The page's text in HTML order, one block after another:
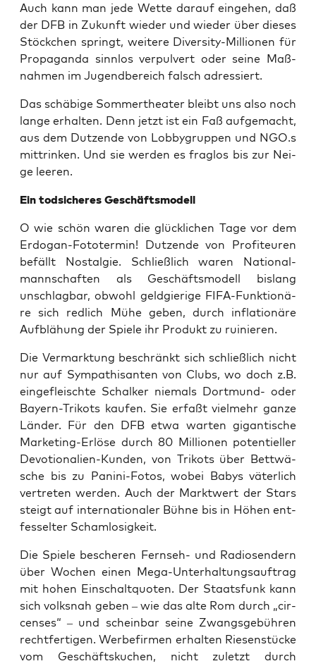
Auch kann man jede Wet­te dar­auf ein­ge­hen, daß
der DFB in Zukunft wie­der und wie­der über die­ses
Stöck­chen springt, wei­te­re Diver­si­ty-Mil­lio­nen für
Pro­pa­gan­da sinn­los ver­pul­vert oder sei­ne Maß­
nah­men im Jugend­be­reich falsch adressiert.
Das schä­bi­ge Som­mer­thea­ter bleibt uns also noch
lan­ge erhal­ten. Denn jetzt ist ein Faß auf­ge­macht,
aus dem Dut­zen­de von Lob­by­grup­pen und NGO.s
mittrin­ken. Und sie wer­den es frag­los bis zur Nei­
ge leeren.
Ein tod­si­che­res Geschäftsmodell
O wie schön waren die glück­li­chen Tage vor dem
Erdo­gan-Foto­ter­min! Dut­zen­de von Pro­fi­teu­ren
befällt Nost­al­gie. Schließ­lich waren Natio­nal­
mann­schaf­ten als Geschäfts­mo­dell bis­lang
unschlag­bar, obwohl geld­gie­ri­ge FIFA-Funk­tio­nä­
re sich red­lich Mühe geben, durch infla­tio­nä­re
Auf­blä­hung der Spie­le ihr Pro­dukt zu ruinieren.
Die Ver­mark­tung beschränkt sich schließ­lich nicht
nur auf Sym­pa­thi­san­ten von Clubs, wo doch z.B.
ein­ge­fleisch­te Schal­ker nie­mals Dort­mund- oder
Bay­ern-Tri­kots kau­fen. Sie erfaßt viel­mehr gan­ze
Län­der. Für den DFB etwa war­ten gigan­ti­sche
Mar­ke­ting-Erlö­se durch 80 Mil­lio­nen poten­ti­el­ler
Devo­tio­na­li­en-Kun­den, von Tri­kots über Bett­wä­
sche bis zu Pani­ni-Fotos, wobei Babys väter­lich
ver­tre­ten wer­den. Auch der Markt­wert der Stars
steigt auf inter­na­tio­na­ler Büh­ne bis in Höhen ent­
fes­sel­ter Schamlosigkeit.
Die Spie­le besche­ren Fern­seh- und Radio­sen­dern
über Wochen einen Mega-Unter­hal­tungs­auf­trag
mit hohen Ein­schalt­quo­ten. Der Staats­funk kann
sich volks­nah geben – wie das alte Rom durch „cir­
cen­ses“ – und schein­bar sei­ne Zwangs­ge­büh­ren
recht­fer­ti­gen. Wer­be­fir­men erhal­ten Rie­sen­stü­cke
vom Geschäfts­ku­chen, nicht zuletzt durch